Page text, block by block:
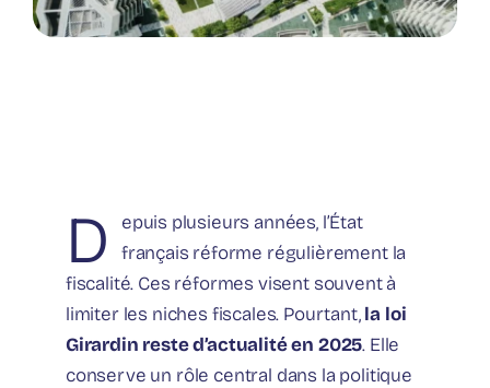
D
epuis plusieurs années, l’État
français réforme régulièrement la
fiscalité. Ces réformes visent souvent à
limiter les niches fiscales. Pourtant,la loi
Girardin reste d’actualité en 2025. Elle
conserve un rôle central dans la politique